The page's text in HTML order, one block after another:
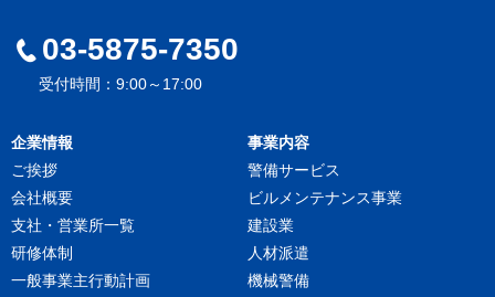
03-5875-7350
受付時間：9:00～17:00
企業情報
ご挨拶
会社概要
支社・営業所一覧
研修体制
一般事業主行動計画
事業内容
警備サービス
ビルメンテナンス事業
建設業
人材派遣
機械警備